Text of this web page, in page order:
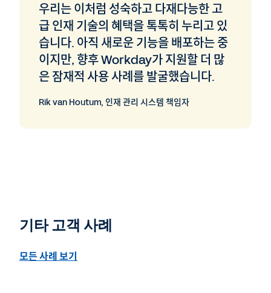
우리는 이처럼 성숙하고 다재다능한 고
급 인재 기술의 혜택을 톡톡히 누리고 있
습니다. 아직 새로운 기능을 배포하는 중
이지만, 향후 Workday가 지원할 더 많
은 잠재적 사용 사례를 발굴했습니다.
Rik van Houtum, 인재 관리 시스템 책임자
기타 고객 사례
모든 사례 보기